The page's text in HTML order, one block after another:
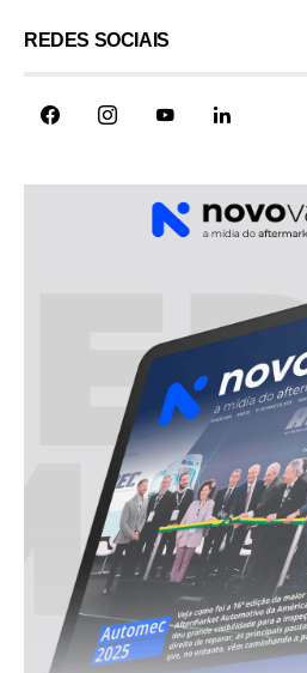
REDES SOCIAIS